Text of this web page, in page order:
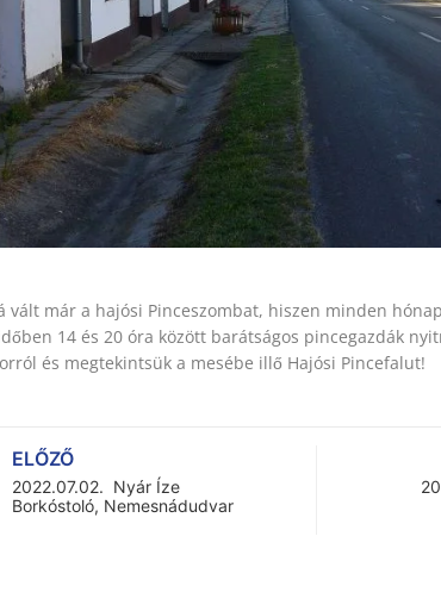
vált már a hajósi Pinceszombat, hiszen minden
14 és 20 óra között barátságos pincegazdák
és megtekintsük a mesébe illő Hajósi Pincefalut!
ELŐZŐ
2022.07.02. Nyár Íze
Borkóstoló, Nemesnádudvar